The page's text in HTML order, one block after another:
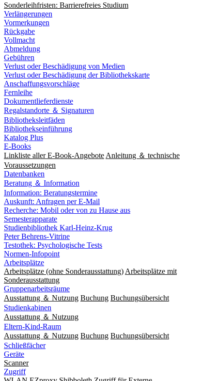
Sonderleihfristen: Barrierefreies Studium
Verlängerungen
Vormerkungen
Rückgabe
Vollmacht
Abmeldung
Gebühren
Verlust oder Beschädigung von Medien
Verlust oder Beschädigung der Bibliothekskarte
Anschaffungsvorschläge
Fernleihe
Dokumentlieferdienste
Regalstandorte ＆ Signaturen
Bibliotheksleitfäden
Bibliothekseinführung
Katalog Plus
E-Books
Linkliste aller E-Book-Angebote Anleitung ＆ technische
Voraussetzungen
Datenbanken
Beratung ＆ Information
Information: Beratungstermine
Auskunft: Anfragen per E-Mail
Recherche: Mobil oder von zu Hause aus
Semesterapparate
Studienbibliothek Karl-Heinz-Krug
Peter Behrens-Vitrine
Testothek: Psychologische Tests
Normen-Infopoint
Arbeitsplätze
Arbeitsplätze (ohne Sonderausstattung) Arbeitsplätze mit
Sonderausstattung
Gruppenarbeitsräume
Ausstattung ＆ Nutzung Buchung Buchungsübersicht
Studienkabinen
Ausstattung ＆ Nutzung
Eltern-Kind-Raum
Ausstattung ＆ Nutzung Buchung Buchungsübersicht
Schließfächer
Geräte
Scanner
Zugriff